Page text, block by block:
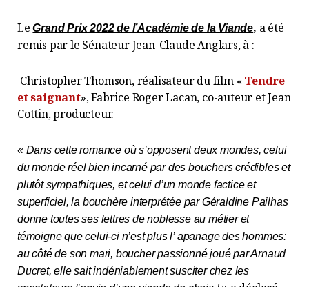
LeGrand Prix 2022 de l’Académie de la Viande, a été
remis par le Sénateur Jean-Claude Anglars, à :
Christopher Thomson, réalisateur du film « Tendre
et saignant», Fabrice Roger Lacan, co-auteur et Jean
Cottin, producteur.
« Dans cette romance où s’opposent deux mondes, celui
du monde réel bien incarné par des bouchers crédibles et
plutôt sympathiques, et celui d’un monde factice et
superficiel, la bouchère interprétée par Géraldine Pailhas
donne toutes ses lettres de noblesse au métier et
témoigne que celui-ci n’est plus l’ apanage des hommes:
au côté de son mari, boucher passionné joué par Arnaud
Ducret, elle sait indéniablement susciter chez les